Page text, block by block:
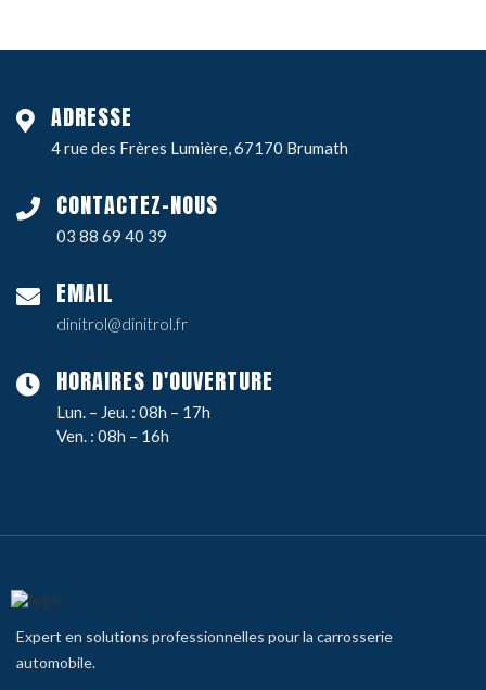
ADRESSE
4 rue des Frères Lumière, 67170 Brumath
CONTACTEZ-NOUS
03 88 69 40 39
EMAIL
dinitrol@dinitrol.fr
HORAIRES D'OUVERTURE
Lun. – Jeu. : 08h – 17h
Ven. : 08h – 16h
Expert en solutions professionnelles pour la carrosserie
automobile.